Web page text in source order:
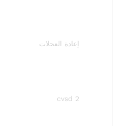
إعادة العجلات
cvsd 2